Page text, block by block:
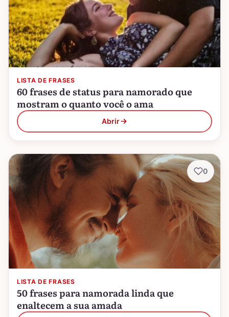
LISTA DE FRASES
60 frases de status para namorado que
mostram o quanto você o ama
Abrir
LISTA DE FRASES
50 frases para namorada linda que
enaltecem a sua amada
0